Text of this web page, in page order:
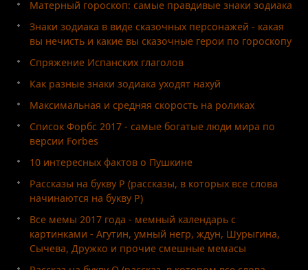
Матерный гороскоп: самые правдивые знаки зодиака
Знаки зодиака в виде сказочных персонажей - какая
вы нечисть и какие вы сказочные герои по гороскопу
Спряжение Испанских глаголов
Как разные знаки зодиака уходят нахуй
Максимальная и средняя скорость на роликах
Список Форбс 2017 - самые богатые люди мира по
версии Forbes
10 интересных фактов о Пушкине
Рассказы на букву Р (рассказы, в которых все слова
начинаются на букву Р)
Все мемы 2017 года - мемный календарь с
картинками - Агутин, умный негр, ждун, Шурыгина,
Сычева, Дружко и прочие смешные мемасы